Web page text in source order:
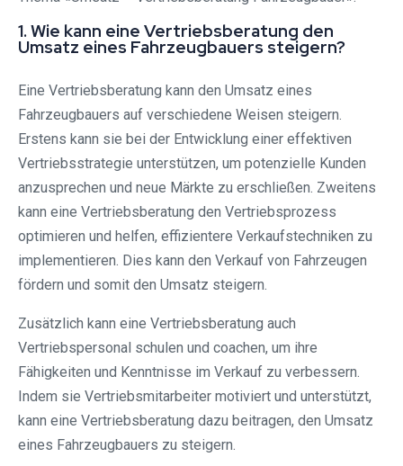
1. Wie kann eine Vertriebsberatung den
Umsatz eines Fahrzeugbauers steigern?
Eine Vertriebsberatung kann den Umsatz eines
Fahrzeugbauers auf verschiedene Weisen steigern.
Erstens kann sie bei der Entwicklung einer effektiven
Vertriebsstrategie unterstützen, um potenzielle Kunden
anzusprechen und neue Märkte zu erschließen. Zweitens
kann eine Vertriebsberatung den Vertriebsprozess
optimieren und helfen, effizientere Verkaufstechniken zu
implementieren. Dies kann den Verkauf von Fahrzeugen
fördern und somit den Umsatz steigern.
Zusätzlich kann eine Vertriebsberatung auch
Vertriebspersonal schulen und coachen, um ihre
Fähigkeiten und Kenntnisse im Verkauf zu verbessern.
Indem sie Vertriebsmitarbeiter motiviert und unterstützt,
kann eine Vertriebsberatung dazu beitragen, den Umsatz
eines Fahrzeugbauers zu steigern.